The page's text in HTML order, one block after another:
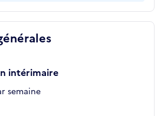
intérimaire
semaine